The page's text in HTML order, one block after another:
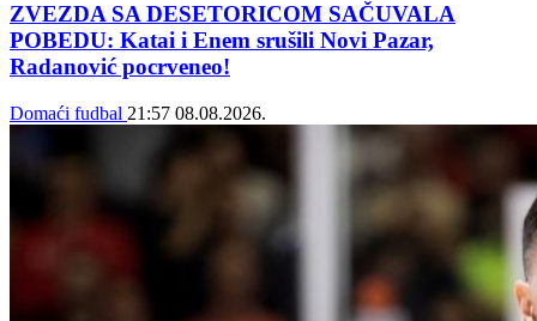
ZVEZDA SA DESETORICOM SAČUVALA
POBEDU: Katai i Enem srušili Novi Pazar,
Radanović pocrveneo!
Domaći fudbal 21:57 08.08.2026.